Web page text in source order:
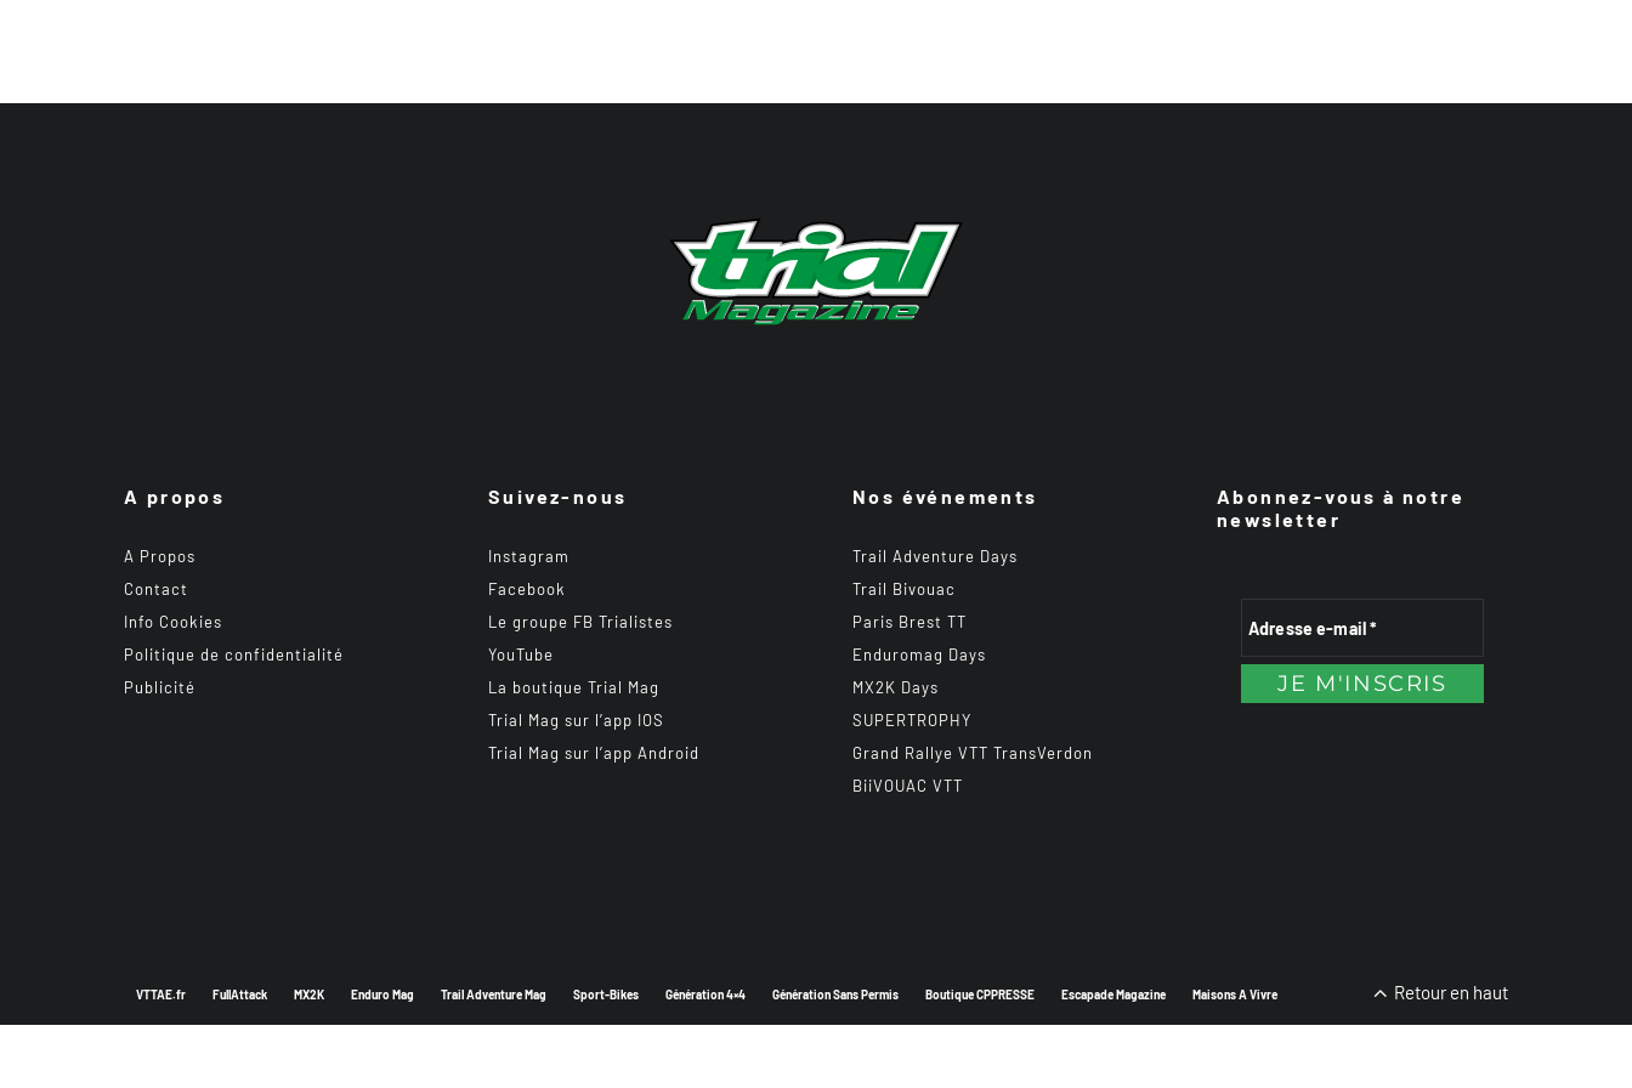
A propos
A Propos
Contact
Info Cookies
Politique de confidentialité
Publicité
Suivez-nous
Instagram
Facebook
Le groupe FB Trialistes
YouTube
La boutique Trial Mag
Trial Mag sur l’app IOS
Trial Mag sur l’app Android
Nos événements
Trail Adventure Days
Trail Bivouac
Paris Brest TT
Enduromag Days
MX2K Days
SUPERTROPHY
Grand Rallye VTT TransVerdon
BiiVOUAC VTT
Abonnez-vous à notre
newsletter
VTTAE.fr FullAttack MX2K Enduro Mag Trail Adventure Mag Sport-Bikes Génération 4×4 Génération Sans Permis Boutique CPPRESSE Escapade Magazine Maisons A Vivre Retour en haut